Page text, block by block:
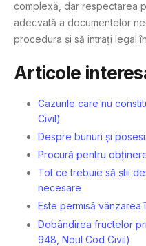
complexă, dar respectarea
adecvată a documentelor
procedura și să intrați legal
Articole
Cazurile care nu
Civil)
Despre bunuri și
Procură pentru
Tot ce trebuie să știi
necesare
Este permisă
Dobândirea fructelor
948, Noul Cod Civil)